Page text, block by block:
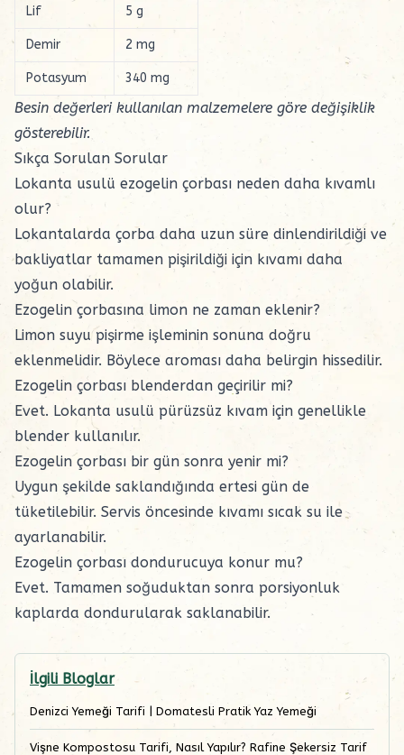
Lif 5 g
Demir 2 mg
Potasyum 340 mg
Besin değerleri kullanılan malzemelere göre değişiklik
gösterebilir.
Sıkça Sorulan Sorular
Lokanta usulü ezogelin çorbası neden daha kıvamlı
olur?
Lokantalarda çorba daha uzun süre dinlendirildiği ve
bakliyatlar tamamen pişirildiği için kıvamı daha
yoğun olabilir.
Ezogelin çorbasına limon ne zaman eklenir?
Limon suyu pişirme işleminin sonuna doğru
eklenmelidir. Böylece aroması daha belirgin hissedilir.
Ezogelin çorbası blenderdan geçirilir mi?
Evet. Lokanta usulü pürüzsüz kıvam için genellikle
blender kullanılır.
Ezogelin çorbası bir gün sonra yenir mi?
Uygun şekilde saklandığında ertesi gün de
tüketilebilir. Servis öncesinde kıvamı sıcak su ile
ayarlanabilir.
Ezogelin çorbası dondurucuya konur mu?
Evet. Tamamen soğuduktan sonra porsiyonluk
kaplarda dondurularak saklanabilir.
İlgili Bloglar
Denizci Yemeği Tarifi | Domatesli Pratik Yaz Yemeği
Vişne Kompostosu Tarifi, Nasıl Yapılır? Rafine Şekersiz Tarif